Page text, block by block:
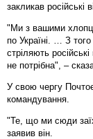
закликав російські
"Ми з вашими
по Україні. … З
стріляють
не потрібна", –
У свою чергу
командування.
"Те, що ми сюди
заявив він.